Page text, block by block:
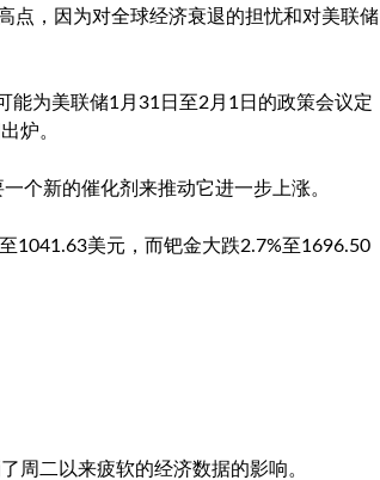
点，因为对全球经济衰退的担忧和对美联储
能为美联储1月31日至2月1日的政策会议定
炉。
个新的催化剂来推动它进一步上涨。
1041.63美元，而钯金大跌2.7%至1696.50
周二以来疲软的经济数据的影响。